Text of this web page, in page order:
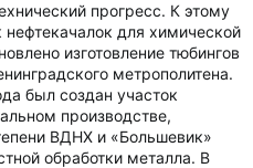
прогресс. К этому
для химической
изготовление тюбингов
метрополитена.
был создан участок
производстве,
ВДНХ и «Большевик»
обработки металла. В